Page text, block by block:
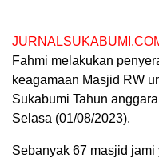
Fahmi melakukan
keagamaan Masjid RW
Sukabumi Tahun
Selasa (01/08/2023).
Sebanyak 67 masjid